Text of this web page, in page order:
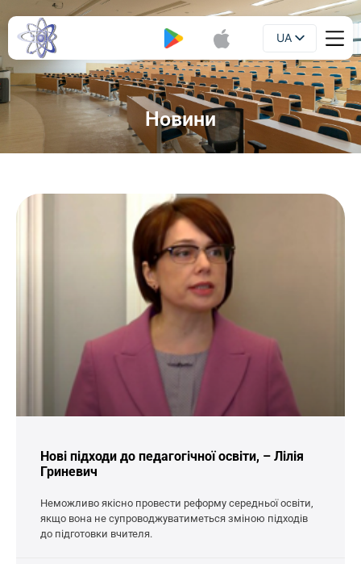
UA
EN
Новини
Нові підходи до педагогічної освіти, – Лілія
Гриневич
Неможливо якісно провести реформу середньої освіти,
якщо вона не супроводжуватиметься зміною підходів
до підготовки вчителя.